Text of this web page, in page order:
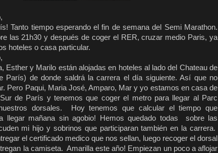
Tanto tiempo esperando el fin de semana del Semi Marathon.
las 21h30 y después de coger el RER, cruzar medio Paris, ya
hoteles o casa particular.
Esther y Marilo están alojadas en hoteles al lado del Chateau de
París) de donde saldrá la carrera el día siguiente. Así que no
Pero Paqui, Maria José, Amparo, Mar y yo estamos en casa de
de París y tenemos que coger el metro para llegar al Parc
dorsales. Hoy tenemos que calcular el tiempo que
llegar mañana sin agobio! Hemos quedado todas sobre las
mi hijo y sobrinos que participaran también en la carrera.
el certificado medico que nos sellan, luego recoger el dorsal
la camiseta. Amarilla este año! Empiezan un poco a aflojar